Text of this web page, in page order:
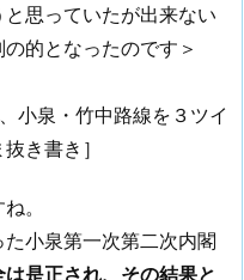
思っていたが出来ない
的となったのです＞
小泉・竹中路線を３ツイ
き書き］
。
た小泉第一次第二次内閣
是正され、その結果と